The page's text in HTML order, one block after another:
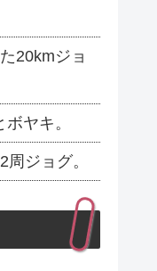
20kmジョ
ヤキ。
ジョグ。